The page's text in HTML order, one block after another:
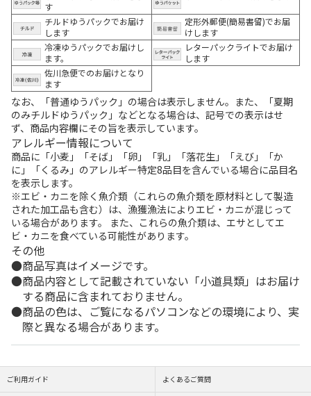
す
チルドゆうパックでお届け
します
定形外郵便(簡易書留)でお届
けします
冷凍ゆうパックでお届けし
ます。
レターパックライトでお届け
します
佐川急便でのお届けとなり
ます
なお、「普通ゆうパック」の場合は表示しません。また、「夏期
のみチルドゆうパック」などとなる場合は、記号での表示はせ
ず、商品内容欄にその旨を表示しています。
アレルギー情報について
商品に「小麦」「そば」「卵」「乳」「落花生」「えび」「か
に」「くるみ」のアレルギー特定8品目を含んでいる場合に品目名
を表示します。
※エビ・カニを除く魚介類（これらの魚介類を原材料として製造
された加工品も含む）は、漁獲漁法によりエビ・カニが混じって
いる場合があります。 また、これらの魚介類は、エサとしてエ
ビ・カニを食べている可能性があります。
その他
商品写真はイメージです。
商品内容として記載されていない「小道具類」はお届け
する商品に含まれておりません。
商品の色は、ご覧になるパソコンなどの環境により、実
際と異なる場合があります。
ご利用ガイド よくあるご質問